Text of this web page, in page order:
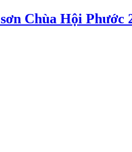
Chùa Hội Phước